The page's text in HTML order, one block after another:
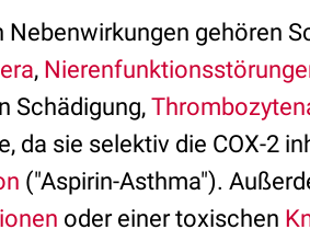
gehören
,
Schädigung,
da sie selektiv die COX-2
("Aspirin-Asthma").
oder einer toxischen